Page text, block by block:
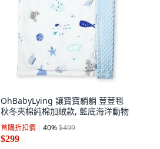
OhBabyLying 讓寶寶躺躺 荳荳毯
秋冬夾棉純棉加絨款, 藍底海洋動物
首購折扣價 40%$499
$299